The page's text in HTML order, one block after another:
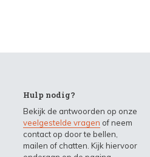
Hulp nodig?
Bekijk de antwoorden op onze
veelgestelde vragen of neem
contact op door te bellen,
mailen of chatten. Kijk hiervoor